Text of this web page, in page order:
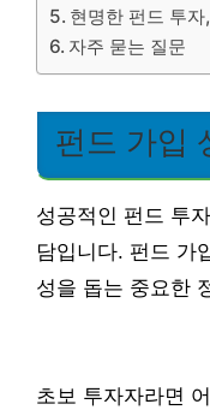
현명한 펀드 투
자주 묻는 질문
펀드 가입
성공적인 펀드 투
담입니다. 펀드 가
성을 돕는 중요한
초보 투자자라면